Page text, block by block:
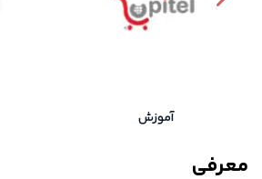
آموزش
معرفی